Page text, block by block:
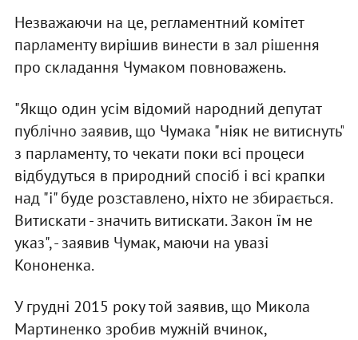
Незважаючи на це, регламентний комітет
парламенту вирішив винести в зал рішення
про складання Чумаком повноважень.
"Якщо один усім відомий народний депутат
публічно заявив, що Чумака "ніяк не витиснуть"
з парламенту, то чекати поки всі процеси
відбудуться в природний спосіб і всі крапки
над "і" буде розставлено, ніхто не збирається.
Витискати - значить витискати. Закон їм не
указ", - заявив Чумак, маючи на увазі
Кононенка.
У грудні 2015 року той заявив, що Микола
Мартиненко зробив мужній вчинок,